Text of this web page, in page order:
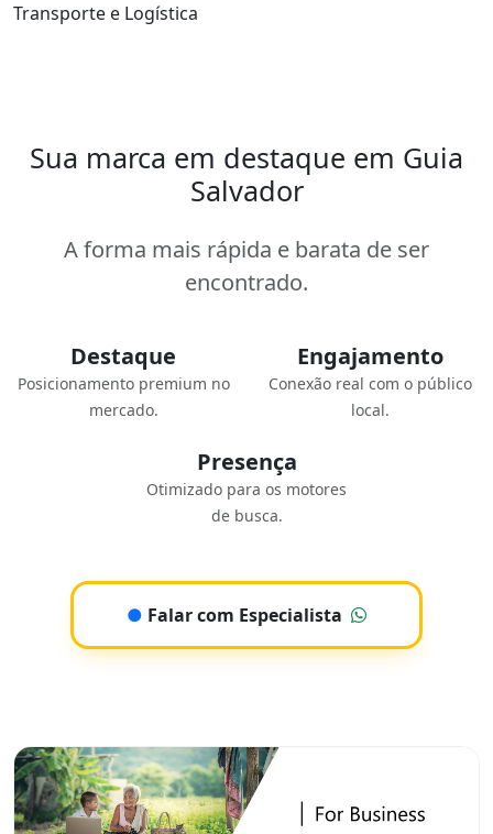
Transporte e Logística
Sua marca em destaque em Guia
Salvador
A forma mais rápida e barata de ser
encontrado.
Destaque
Posicionamento premium no
mercado.
Engajamento
Conexão real com o público
local.
Presença
Otimizado para os motores
de busca.
● Falar com Especialista